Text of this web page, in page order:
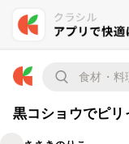
黒コショウでピリ